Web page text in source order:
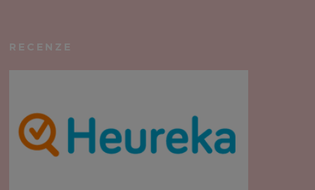
RECENZE